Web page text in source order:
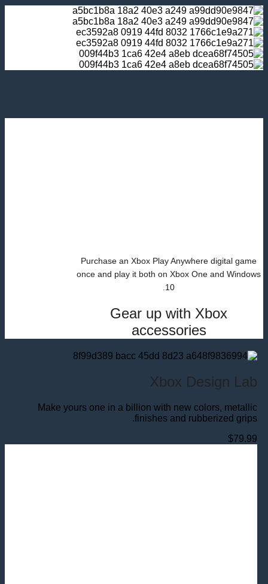
Purchase an Xbox Play Anywhere digital game
once and play it both on Xbox One and Windows
10.
Gear up with Xbox
accessories
Xbox Design Lab
Make yours one in a billion with new colors, metallic
finishes and rubberized grips.
$79.99